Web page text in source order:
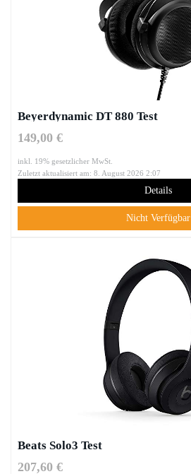
Beyerdynamic DT 880 Test
149,00 €
inkl. 19% gesetzlicher MwSt.
Zuletzt aktualisiert am: 8. August 2026 2:07
Details
Nicht Verfügbar
Beats Solo3 Test
207,60 €